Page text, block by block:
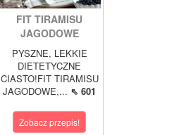
FIT TIRAMISU
JAGODOWE
PYSZNE, LEKKIE
DIETETYCZNE
CIASTO!FIT TIRAMISU
JAGODOWE,... ⇖ 601
Zobacz przepis!